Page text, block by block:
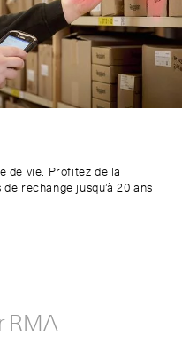
de vie. Profitez de la
rechange jusqu’à 20 ans
RMA